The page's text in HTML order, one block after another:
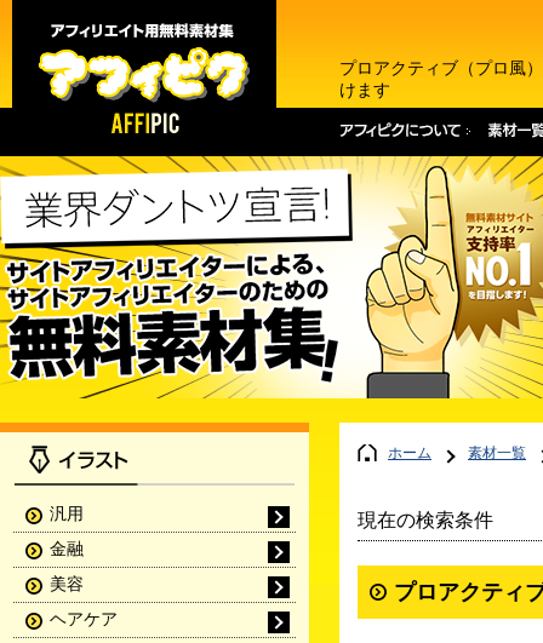
プロアクティブ（プロ風
けます
ホーム 素材一覧
現在の検索条件
プロアクティ
汎用
金融
美容
ヘアケア